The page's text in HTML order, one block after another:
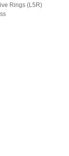
Rings (L5R)